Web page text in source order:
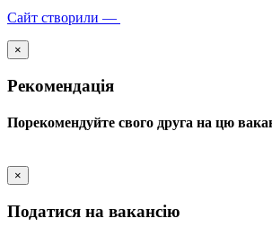
Сайт створили —
×
Рекомендація
Порекомендуйте свого друга на цю
×
Податися на вакансію